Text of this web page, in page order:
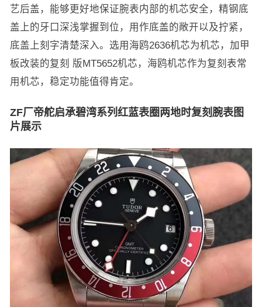
艺后盖，能够更好地保证腕表内部的机芯安全，精钢底
盖上的牙口深浅掌握到位，用作底盖的敞开以及拧紧，
底盖上刻字清楚深入。选用海鸥2636机芯为机芯，加甲
板改装的复刻 版MT5652机芯，海鸥机芯作为复刻表常
用机芯，稳定功能值得肯定。
ZF厂帝舵启承碧湾系列红蓝表圈两地时复刻腕表图
片展示